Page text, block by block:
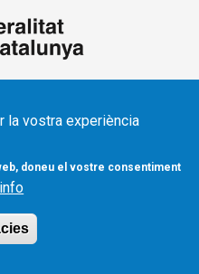
la vostra experiència
doneu el vostre consentiment